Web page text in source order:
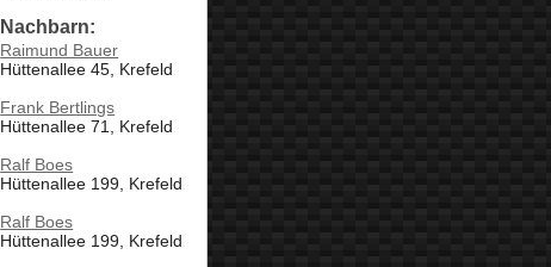
Nachbarn:
Raimund Bauer
Hüttenallee 45, Krefeld
Frank Bertlings
Hüttenallee 71, Krefeld
Ralf Boes
Hüttenallee 199, Krefeld
Ralf Boes
Hüttenallee 199, Krefeld